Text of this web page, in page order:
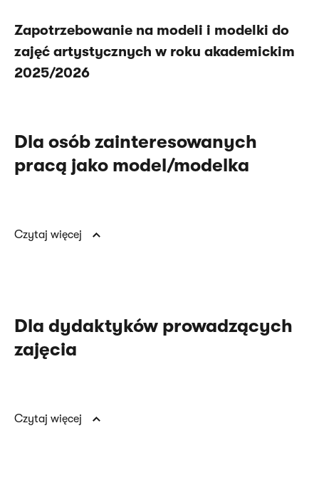
Zapotrzebowanie na modeli i modelki do
zajęć artystycznych w roku akademickim
2025/2026
Dla osób zainteresowanych
pracą jako model/modelka
Czytaj więcej
Dla dydaktyków prowadzących
zajęcia
Czytaj więcej